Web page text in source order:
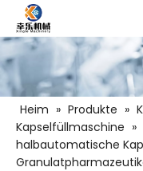
Heim » Produkte »
Kapselfüllmaschine »
halbautomatische